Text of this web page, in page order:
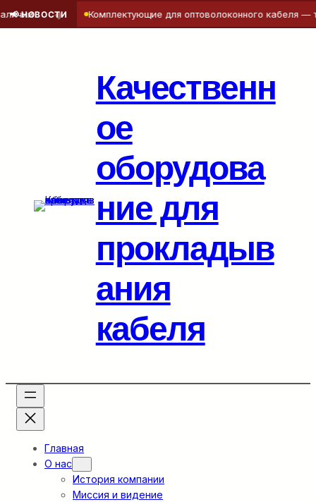
Качественн
ое
оборудова
ние для
прокладыв
ания
кабеля
Главная
О нас
История компании
Миссия и видение
📢 НОВОСТИ
◆ Комплектующие для оптоволоконного кабеля —